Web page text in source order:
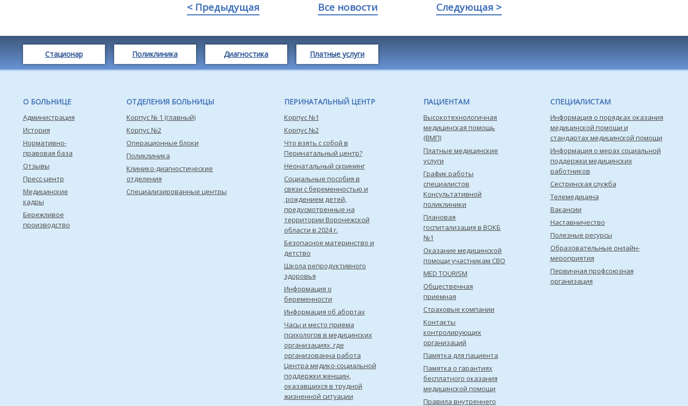
< Предыдущая Все новости Следующая >
Стационар Поликлиника Диагностика Платные услуги
О БОЛЬНИЦЕ
Администрация
История
Нормативно-
правовая база
Отзывы
Пресс-центр
Медицинские
кадры
Бережливое
производство
ОТДЕЛЕНИЯ БОЛЬНИЦЫ
Корпус № 1 (главный)
Корпус №2
Операционные блоки
Поликлиника
Клинико-диагностические
отделения
Специализированные центры
ПЕРИНАТАЛЬНЫЙ ЦЕНТР
Корпус №1
Корпус №2
Что взять с собой в
Перинатальный центр?
Неонатальный скрининг
Социальные пособия в
связи с беременностью и
рождением детей,
предусмотренные на
территории Воронежской
области в 2024 г.
Безопасное материнство и
детство
Школа репродуктивного
здоровья
Информация о
беременности
Информация об абортах
Часы и место приема
психологов в медицинских
организациях, где
организованна работа
Центра медико-социальной
поддержки женщин,
оказавшихся в трудной
жизненной ситуации
ПАЦИЕНТАМ
Высокотехнологичная
медицинская помощь
(ВМП)
Платные медицинские
услуги
График работы
специалистов
Консультативной
поликлиники
Плановая
госпитализация в ВОКБ
№1
Оказание медицинской
помощи участникам СВО
MED TOURISM
Общественная
приемная
Страховые компании
Контакты
контролирующих
организаций
Памятка для пациента
Памятка о гарантиях
бесплатного оказания
медицинской помощи
Правила внутреннего
СПЕЦИАЛИСТАМ
Информация о порядках оказания
медицинской помощи и
стандартах медицинской помощи
Информация о мерах социальной
поддержки медицинских
работников
Сестринская служба
Телемедицина
Вакансии
Наставничество
Полезные ресурсы
Образовательные онлайн-
мероприятия
Первичная профсоюзная
организация